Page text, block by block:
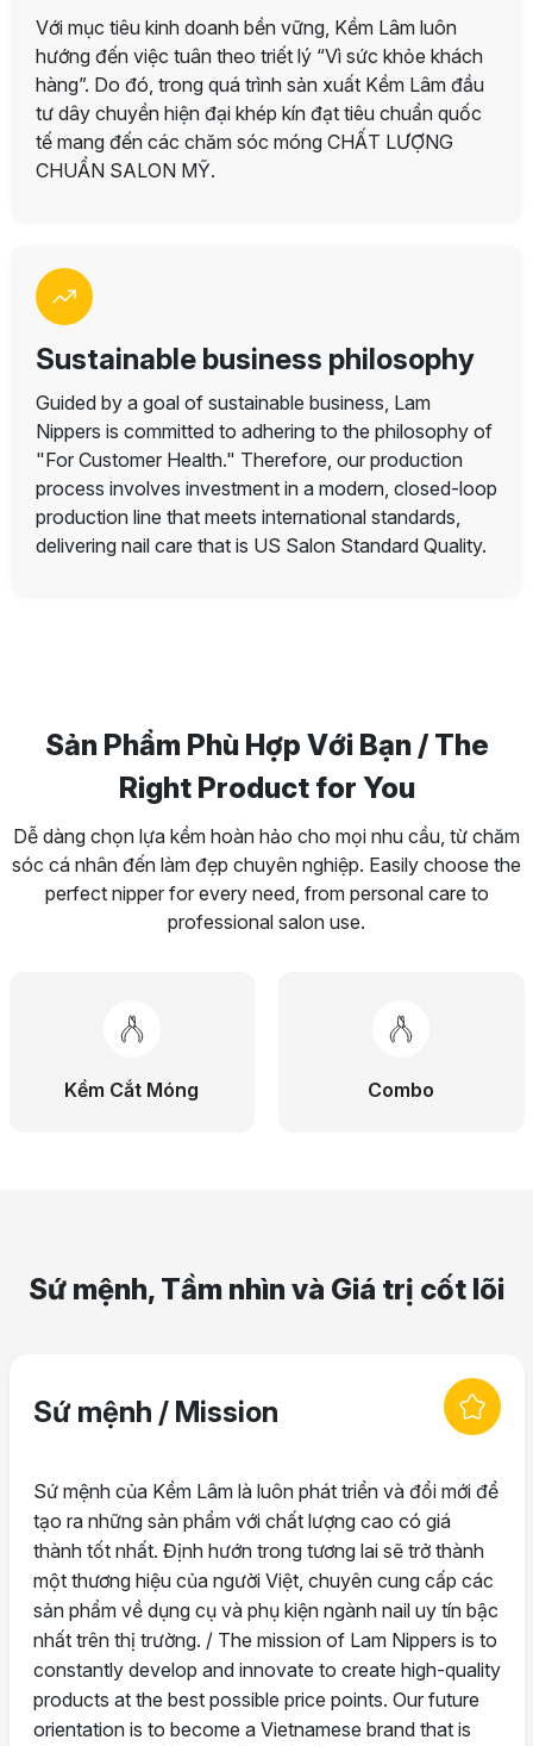
Với mục tiêu kinh doanh bền vững, Kềm Lâm luôn
hướng đến việc tuân theo triết lý “Vì sức khỏe khách
hàng”. Do đó, trong quá trình sản xuất Kềm Lâm đầu
tư dây chuyền hiện đại khép kín đạt tiêu chuẩn quốc
tế mang đến các chăm sóc móng CHẤT LƯỢNG
CHUẨN SALON MỸ.
Sustainable business philosophy
Guided by a goal of sustainable business, Lam
Nippers is committed to adhering to the philosophy of
"For Customer Health." Therefore, our production
process involves investment in a modern, closed-loop
production line that meets international standards,
delivering nail care that is US Salon Standard Quality.
Sản Phẩm Phù Hợp Với Bạn / The
Right Product for You
Dễ dàng chọn lựa kềm hoàn hảo cho mọi nhu cầu, từ chăm
sóc cá nhân đến làm đẹp chuyên nghiệp. Easily choose the
perfect nipper for every need, from personal care to
professional salon use.
Combo Sủi Da
Sứ mệnh, Tầm nhìn và Giá trị cốt lõi
Sứ mệnh / Mission
Sứ mệnh của Kềm Lâm là luôn phát triển và đổi mới để
tạo ra những sản phẩm với chất lượng cao có giá
thành tốt nhất. Định hướn trong tương lai sẽ trở thành
một thương hiệu của người Việt, chuyên cung cấp các
sản phẩm về dụng cụ và phụ kiện ngành nail uy tín bậc
nhất trên thị trường. / The mission of Lam Nippers is to
constantly develop and innovate to create high-quality
products at the best possible price points. Our future
orientation is to become a Vietnamese brand that is